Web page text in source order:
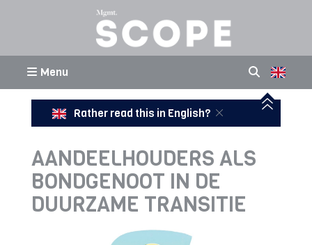
Menu
Rather read this in English?
AANDEELHOUDERS ALS
BONDGENOOT IN DE
DUURZAME TRANSITIE